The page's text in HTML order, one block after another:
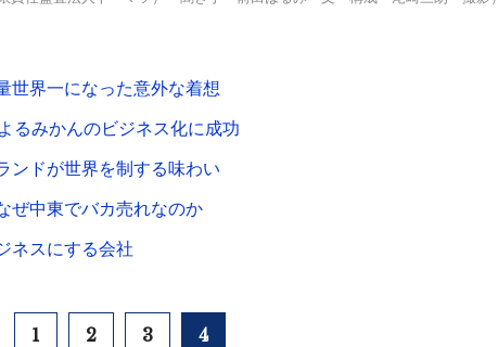
世界一になった意外な着想
るみかんのビジネス化に成功
ンドが世界を制する味わい
ぜ中東でバカ売れなのか
ネスにする会社
1 2 3 4